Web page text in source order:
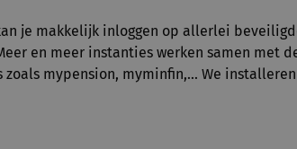
je makkelijk inloggen op allerlei
en meer instanties werken samen met
mypension, myminfin,... We